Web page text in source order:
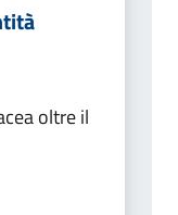
oltre il